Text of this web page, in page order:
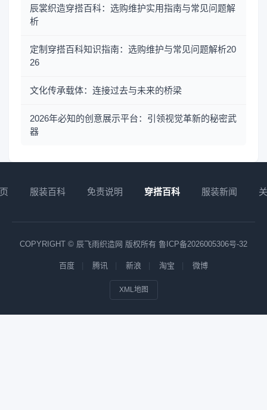
辰裳织造穿搭百科：选购维护实用指南与常见问题解
析
定制穿搭百科知识指南：选购维护与常见问题解析20
26
文化传承载体：连接过去与未来的桥梁
2026年必知的创意展示平台：引领视觉革新的秘密武
器
服装百科 免责说明 穿搭百科 服装新闻
COPYRIGHT © 辰飞雨织造网 版权所有 鲁ICP备2026005306号-32
百度 腾讯 新浪 淘宝 微博
XML地图